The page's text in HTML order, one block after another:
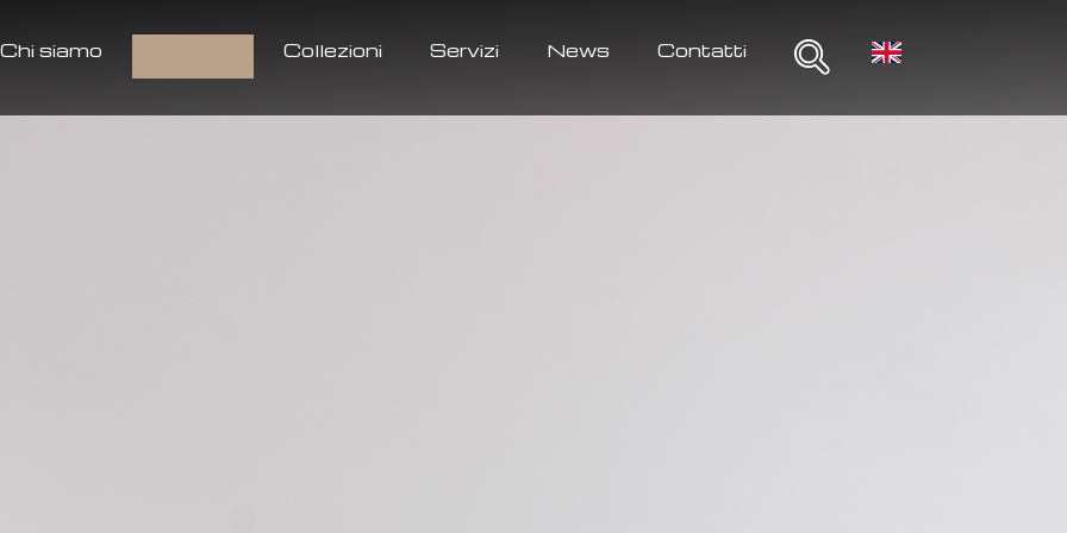
Chi siamo Collezioni Servizi News Contatti